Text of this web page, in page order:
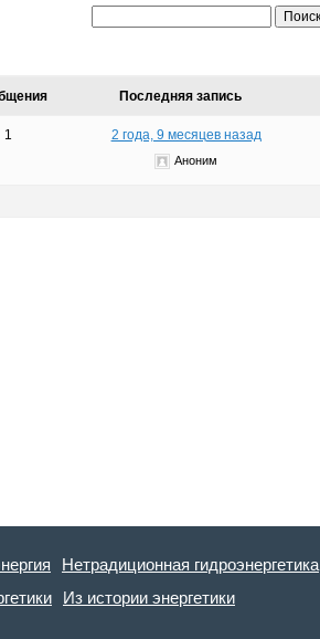
Последняя запись
1 2 года, 9 месяцев назад
Аноним
Нетрадиционная гидроэнергетика
Из истории энергетики